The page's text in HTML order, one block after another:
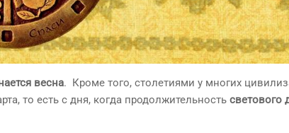
весна. Кроме того, столетиями у многих
то есть с дня, когда продолжительность светового